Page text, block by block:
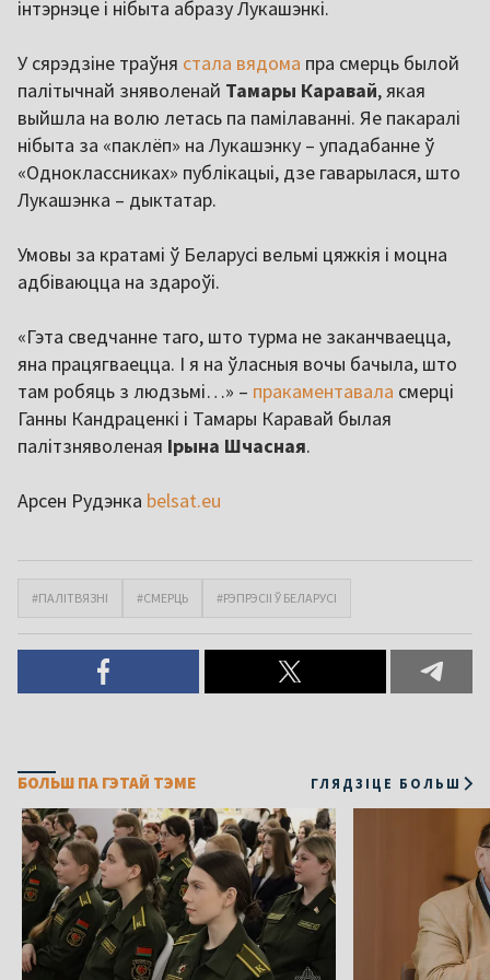
інтэрнэце і нібыта абразу Лукашэнкі.
У сярэдзіне траўня стала вядома пра смерць былой
палітычнай зняволенай Тамары Каравай, якая
выйшла на волю летась па памілаванні. Яе пакаралі
нібыта за «паклёп» на Лукашэнку – упадабанне ў
«Одноклассниках» публікацыі, дзе гаварылася, што
Лукашэнка – дыктатар.
Умовы за кратамі ў Беларусі вельмі цяжкія і моцна
адбіваюцца на здароўі.
«Гэта сведчанне таго, што турма не заканчваецца,
яна працягваецца. І я на ўласныя вочы бачыла, што
там робяць з людзьмі…» – пракаментавала смерці
Ганны Кандраценкі і Тамары Каравай былая
палітзняволеная Ірына Шчасная.
Арсен Рудэнка belsat.eu
#ПАЛІТВЯЗНІ #СМЕРЦЬ #РЭПРЭСІІ Ў БЕЛАРУСІ
БОЛЬШ ПА ГЭТАЙ ТЭМЕ ГЛЯДЗІЦЕ БОЛЬШ